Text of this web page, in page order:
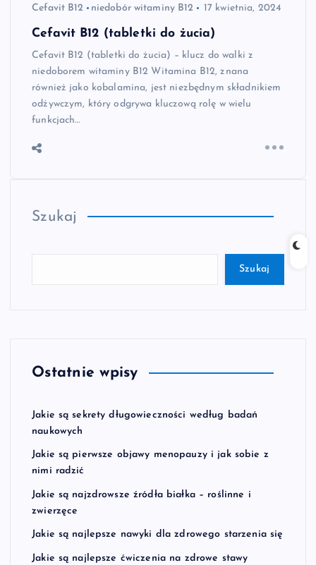
Cefavit B12 niedobór witaminy B12 17 kwietnia, 2024
Cefavit B12 (tabletki do żucia)
Cefavit B12 (tabletki do żucia) – klucz do walki z
niedoborem witaminy B12 Witamina B12, znana
również jako kobalamina, jest niezbędnym składnikiem
odżywczym, który odgrywa kluczową rolę w wielu
funkcjach…
Szukaj
Szukaj
Ostatnie wpisy
Jakie są sekrety długowieczności według badań
naukowych
Jakie są pierwsze objawy menopauzy i jak sobie z
nimi radzić
Jakie są najzdrowsze źródła białka – roślinne i
zwierzęce
Jakie są najlepsze nawyki dla zdrowego starzenia się
Jakie są najlepsze ćwiczenia na zdrowe stawy